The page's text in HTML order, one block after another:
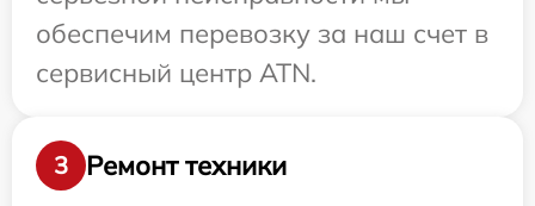
обеспечим перевозку за наш счет в
сервисный центр ATN.
3
Ремонт техники